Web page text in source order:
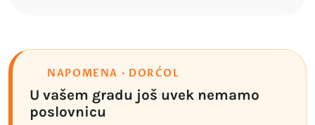
NAPOMENA · DORĆOL
U vašem gradu još uvek nemamo
poslovnicu